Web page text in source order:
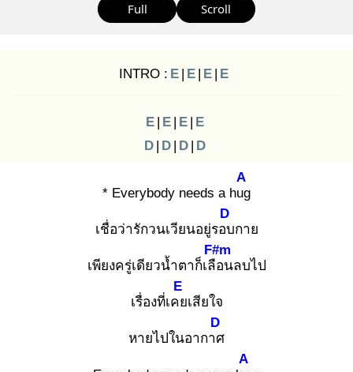
Full Scroll
INTRO : E | E | E | E
E | E | E | E
D | D | D | D
* Everybody needs a hug
A
เชื่อว่ารักวนเวียนอยู่รอบ
D
กาย
เพียงครู่เดียวน้ำตาก็เลือ
F#m
นลบไป
เรื่องที่เคย
E
เสียใจ
หายไปในอากาศ
D
A